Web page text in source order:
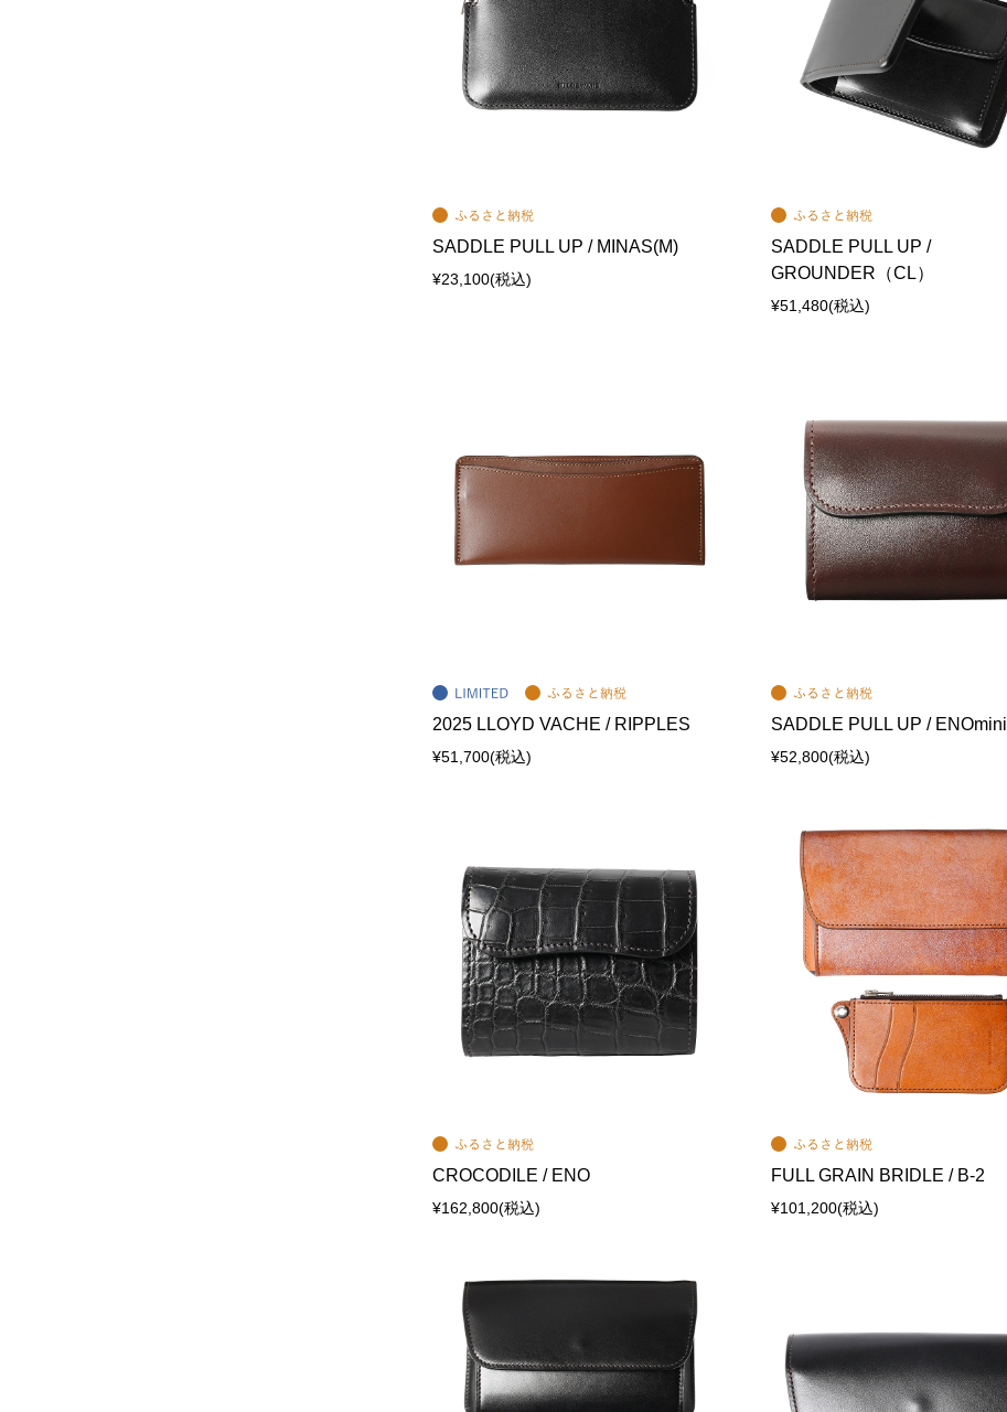
SADDLE PULL UP / MINAS(M)
¥23,100(税込)
SADDLE PULL UP /
GROUNDER（CL）
¥51,480(税込)
2025 LLOYD VACHE / RIPPLES
¥51,700(税込)
SADDLE PULL UP / ENOmini
¥52,800(税込)
CROCODILE / ENO
¥162,800(税込)
FULL GRAIN BRIDLE / B-2
¥101,200(税込)